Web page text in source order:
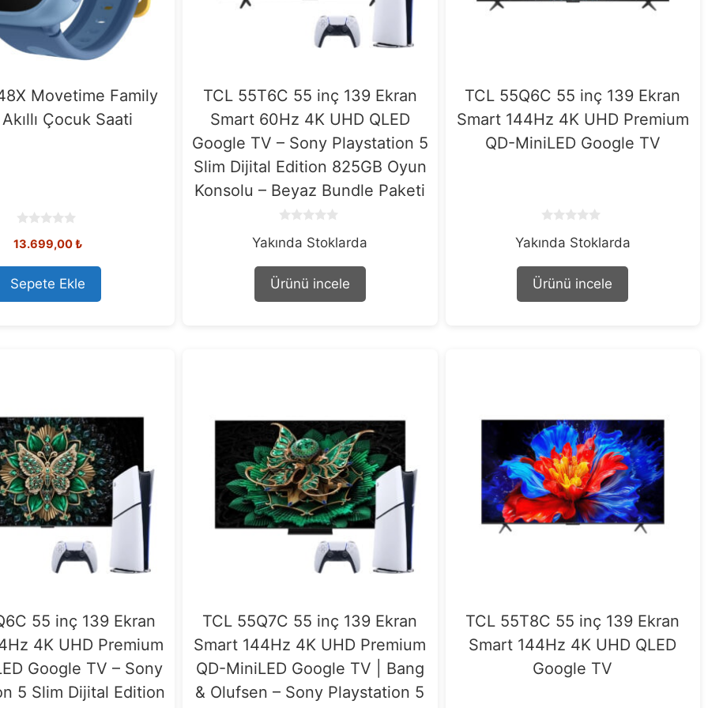
Movetime Family
Çocuk Saati
o
t
o
f
5
13.699,00₺
Sepete Ekle
TCL 55T6C 55 inç 139 Ekran
Smart 60Hz 4K UHD QLED
Google TV – Sony Playstation 5
Slim Dijital Edition 825GB Oyun
Konsolu – Beyaz Bundle Paketi
o
t
f
Yakında Stoklarda
Ürünü incele
TCL 55Q6C 55 inç 139 Ekran
Smart 144Hz 4K UHD Premium
QD-MiniLED Google TV
o
t
f
Yakında Stoklarda
Ürünü incele
55 inç 139 Ekran
4K UHD Premium
Google TV – Sony
5 Slim Dijital Edition
TCL 55Q7C 55 inç 139 Ekran
Smart 144Hz 4K UHD Premium
QD-MiniLED Google TV | Bang
& Olufsen – Sony Playstation 5
TCL 55T8C 55 inç 139 Ekran
Smart 144Hz 4K UHD QLED
Google TV